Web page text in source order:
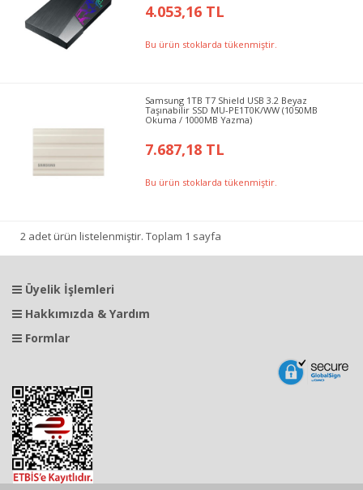
4.053,16 TL
Bu ürün stoklarda tükenmiştir.
Samsung 1TB T7 Shield USB 3.2 Beyaz
Taşınabilir SSD MU-PE1T0K/WW (1050MB
Okuma / 1000MB Yazma)
7.687,18 TL
Bu ürün stoklarda tükenmiştir.
2 adet ürün listelenmiştir. Toplam 1 sayfa
Üyelik İşlemleri
Hakkımızda & Yardım
Formlar